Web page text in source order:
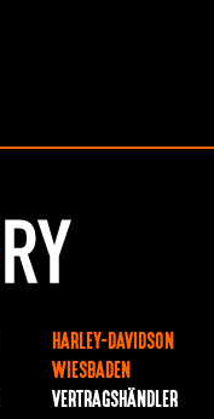
HARLEY-DAVIDSON
WIESBADEN
VERTRAGSHÄNDLER